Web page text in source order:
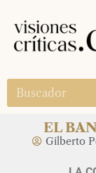
EL
Gilberto